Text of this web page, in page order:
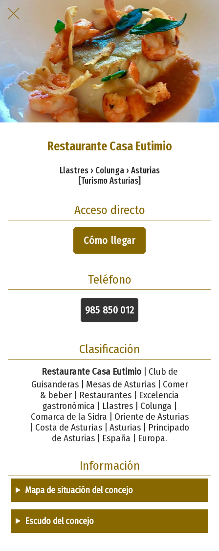
Restaurante Casa Eutimio
Llastres › Colunga › Asturias
[Turismo Asturias]
Acceso directo
Cómo llegar
Teléfono
985 850 012
Clasificación
Restaurante Casa Eutimio| Club de
Guisanderas | Mesas de Asturias | Comer
& beber | Restaurantes | Excelencia
gastronómica | Llastres | Colunga |
Comarca de la Sidra | Oriente de Asturias
| Costa de Asturias | Asturias | Principado
de Asturias | España | Europa.
Información
Mapa de situación del concejo
Escudo del concejo